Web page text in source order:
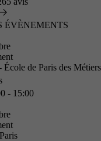
ÉVÈNEMENTS
de Paris des
- 15:00